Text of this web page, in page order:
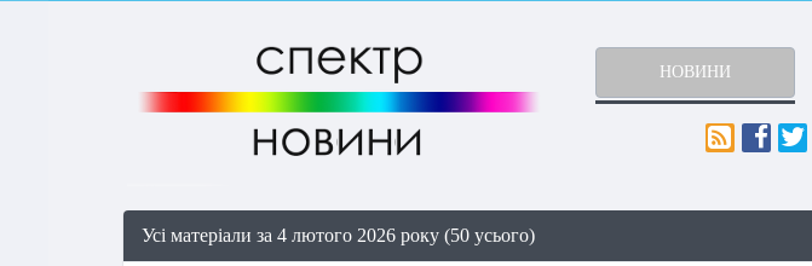
НОВИНИ
Усі матеріали за 4 лютого 2026 року (50 усього)